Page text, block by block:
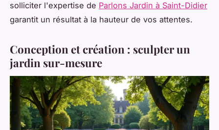
solliciter l'expertise de Parlons Jardin à Saint-Didier
garantit un résultat à la hauteur de vos attentes.
Conception et création : sculpter un
jardin sur-mesure